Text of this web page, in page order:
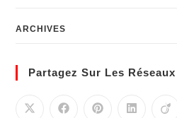
ARCHIVES
Partagez Sur Les